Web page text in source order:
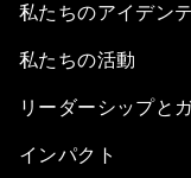
Strategic
Strategic
私たちのアイデン
私たちの活動
リーダーシップと
インパクト